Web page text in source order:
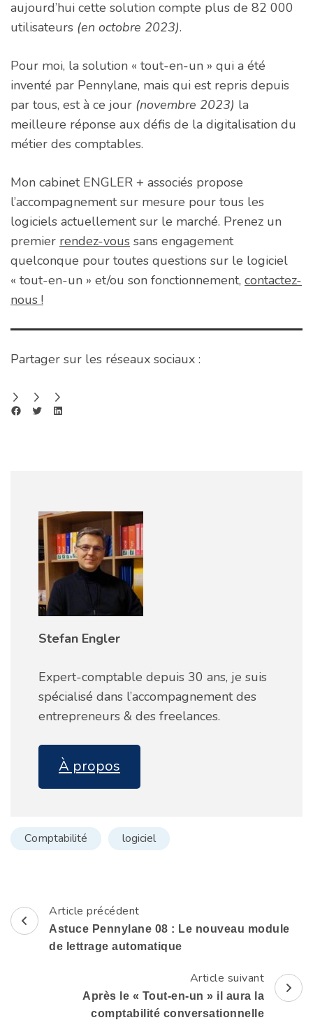
aujourd’hui cette solution compte plus de 82 000
utilisateurs (en octobre 2023).
Pour moi, la solution « tout-en-un » qui a été
inventé par Pennylane, mais qui est repris depuis
par tous, est à ce jour (novembre 2023) la
meilleure réponse aux défis de la digitalisation du
métier des comptables.
Mon cabinet ENGLER + associés propose
l’accompagnement sur mesure pour tous les
logiciels actuellement sur le marché. Prenez un
premier rendez-vous sans engagement
quelconque pour toutes questions sur le logiciel
« tout-en-un » et/ou son fonctionnement, contactez-
nous !
Partager sur les réseaux sociaux :
Share on Facebook
Share on TwitterShare on LinkedIn
Stefan Engler
Expert-comptable depuis 30 ans, je suis
spécialisé dans l’accompagnement des
entrepreneurs & des freelances.
À propos
Comptabilité logiciel
Navigation
d'article
Article précédent
Astuce Pennylane 08 : Le nouveau module
de lettrage automatique
Article suivant
Après le « Tout-en-un » il aura la
comptabilité conversationnelle